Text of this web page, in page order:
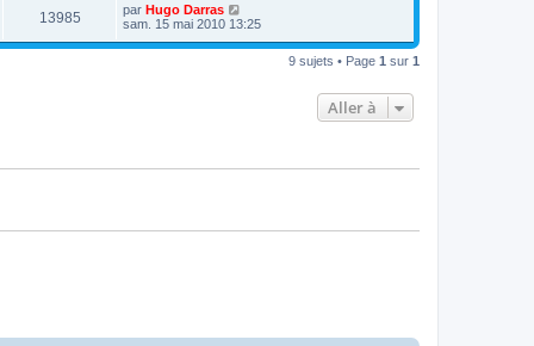
13985 par Hugo Darras
sam. 15 mai 2010 13:25
9 sujets • Page 1 sur 1
Aller à